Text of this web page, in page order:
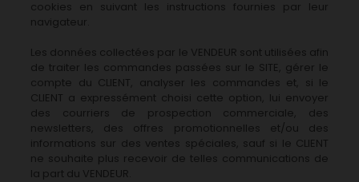
cookies en suivant les instructions fournies par leur
navigateur.
Les données collectées par le VENDEUR sont utilisées afin
de traiter les commandes passées sur le SITE, gérer le
compte du CLIENT, analyser les commandes et, si le
CLIENT a expressément choisi cette option, lui envoyer
des courriers de prospection commerciale, des
newsletters, des offres promotionnelles et/ou des
informations sur des ventes spéciales, sauf si le CLIENT
ne souhaite plus recevoir de telles communications de
la part du VENDEUR.